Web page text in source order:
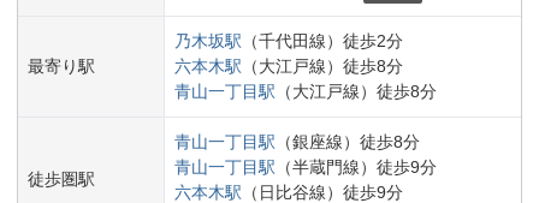
最寄り駅
乃木坂駅 （千代田線） 徒歩2分
六本木駅 （大江戸線） 徒歩8分
青山一丁目駅 （大江戸線） 徒歩8分
徒歩圏駅
青山一丁目駅 （銀座線） 徒歩8分
青山一丁目駅 （半蔵門線） 徒歩9分
六本木駅 （ 日比谷線） 徒歩9分